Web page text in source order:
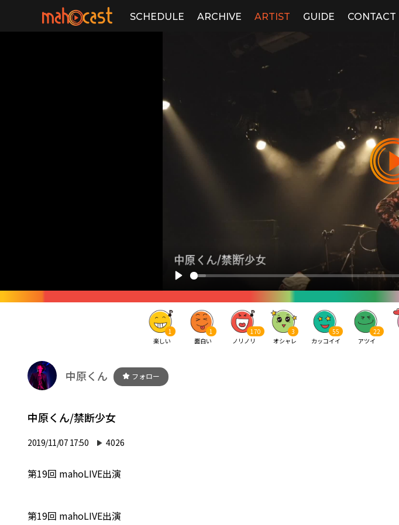
SCHEDULE ARCHIVE ARTIST GUIDE CONTACT
1
楽しい
1
面白い
170
ノリノリ
3
オシャレ
55
カッコイイ
22
アツイ
中原くん フォロー
中原くん/禁断少女
2019/11/07 17:50 4026
第19回 mahoLIVE出演
第19回 mahoLIVE出演